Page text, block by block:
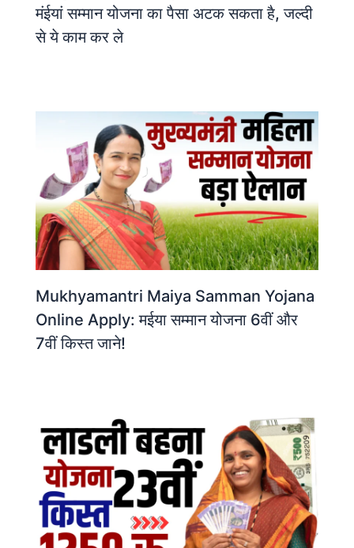
मंईयां सम्मान योजना का पैसा अटक सकता है, जल्दी
से ये काम कर ले
Mukhyamantri Maiya Samman Yojana
Online Apply: मईया सम्मान योजना 6वीं और
7वीं किस्त जाने!